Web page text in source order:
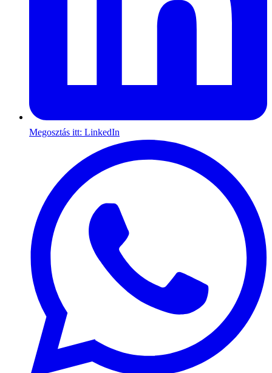
Megosztás itt: LinkedIn